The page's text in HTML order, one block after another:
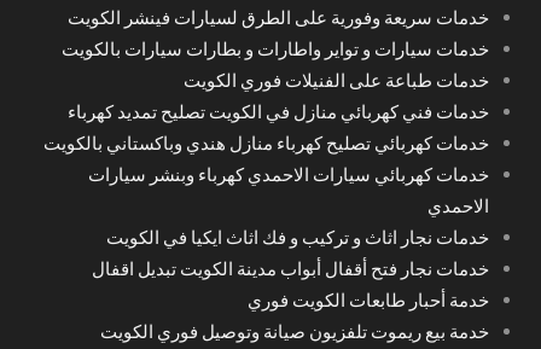
خدمات سريعة وفورية على الطرق لسيارات فينشر الكويت
خدمات سيارات و تواير واطارات و بطارات سيارات بالكويت
خدمات طباعة على الفنيلات فوري الكويت
خدمات فني كهربائي منازل في الكويت تصليح تمديد كهرباء
خدمات كهربائي تصليح كهرباء منازل هندي وباكستاني بالكويت
خدمات كهربائي سيارات الاحمدي كهرباء وبنشر سيارات
الاحمدي
خدمات نجار اثاث و تركيب و فك اثاث ايكيا في الكويت
خدمات نجار فتح أقفال أبواب مدينة الكويت تبديل اقفال
خدمة أحبار طابعات الكويت فوري
خدمة بيع ريموت تلفزيون صيانة وتوصيل فوري الكويت